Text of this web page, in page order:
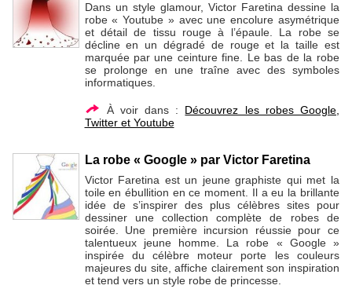
Dans un style glamour, Victor Faretina dessine la
robe « Youtube » avec une encolure asymétrique
et détail de tissu rouge à l’épaule. La robe se
décline en un dégradé de rouge et la taille est
marquée par une ceinture fine. Le bas de la robe
se prolonge en une traîne avec des symboles
informatiques.
À voir dans : Découvrez les robes Google,
Twitter et Youtube
La robe « Google » par Victor Faretina
Victor Faretina est un jeune graphiste qui met la
toile en ébullition en ce moment. Il a eu la brillante
idée de s’inspirer des plus célèbres sites pour
dessiner une collection complète de robes de
soirée. Une première incursion réussie pour ce
talentueux jeune homme. La robe « Google »
inspirée du célèbre moteur porte les couleurs
majeures du site, affiche clairement son inspiration
et tend vers un style robe de princesse.